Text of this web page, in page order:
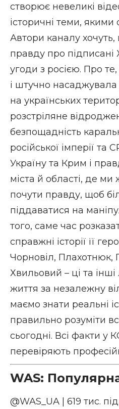
створює невеликі
історичні теми, якими
Автори каналу
правду про
угоди з росією. Про
і штучно насаджувала
на українських
розстріляне
безпощадність
російської імперії та
Україну та Крим і
міста й області, де
почути правду, щоб
піддаватися на
того, саме час
справжні історії її
Чорновіл, Плахотнюк,
Хвильовий – ці та
життя за незалежну
маємо знати реальні
правильно розуміти
сьогодні. Всі факти
перевіряють
WAS: Популярна
@WAS_UA | 619 тис.